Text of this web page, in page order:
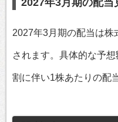
2027年3月期の配当
2027年3月期の配当は株
されます。具体的な予
割に伴い1株あたりの配